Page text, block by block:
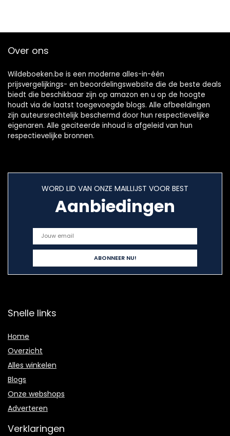
Over ons
Wildeboeken.be is een moderne alles-in-één
prijsvergelijkings- en beoordelingswebsite die de beste deals
biedt die beschikbaar zijn op amazon en u op de hoogte
houdt via de laatst toegevoegde blogs. Alle afbeeldingen
zijn auteursrechtelijk beschermd door hun respectievelijke
eigenaren. Alle geciteerde inhoud is afgeleid van hun
respectievelijke bronnen.
WORD LID VAN ONZE MAILLIJST VOOR BEST
Aanbiedingen
Snelle links
Home
Overzicht
Alles winkelen
Blogs
Onze webshops
Adverteren
Verklaringen